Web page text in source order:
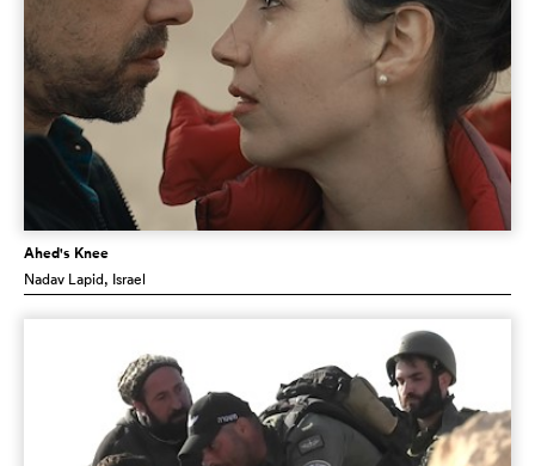
Ahed's Knee
Nadav Lapid, Israel